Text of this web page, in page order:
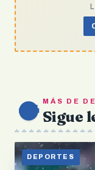
MÁS DE
Sigue
DEPORTES